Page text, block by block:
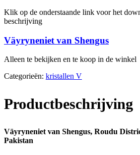
Klik op de onderstaande link voor het
beschrijving
Väyryneniet van Shengus
Alleen te bekijken en te koop in de winkel
Categorieën: kristallen V
Productbeschrijving
Väyryneniet van Shengus, Roudu
Pakistan